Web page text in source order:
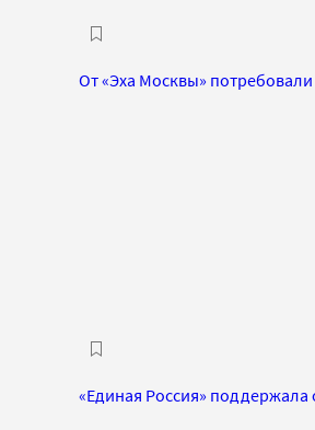
От «Эха Москвы»
«Единая Россия» поддержала